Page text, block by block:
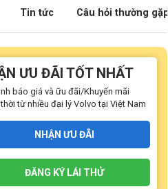
Tin tức Câu hỏi thường gặp
ƯU ĐÃI TỐT NHẤT
báo giá và ữu đãi/Khuyến mãi
từ nhiều đại lý Volvo tại Việt Nam
NHẬN ƯU ĐÃI
ĐĂNG KÝ LÁI THỬ